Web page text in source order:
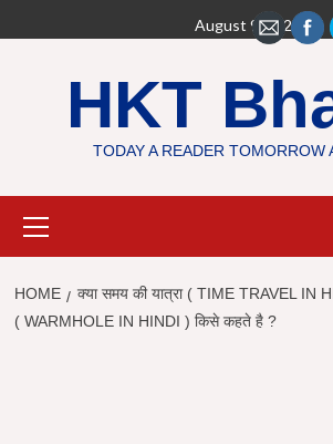
to
August 9, 2026
HKT
TODAY A READER TOMORROW
Menu
HOME
क्या समय की यात्रा ( TIME TRAVEL IN
( WARMHOLE IN HINDI ) किसे कहते है ?